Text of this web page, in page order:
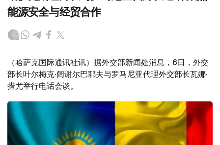
能源安全与经贸合作
（哈萨克国际通讯社讯）据外交部新闻处消息，6日，外交
部长叶尔梅克·阔谢尔巴耶夫与罗马尼亚代理外交部长瓦娜·
措尤举行电话会谈。